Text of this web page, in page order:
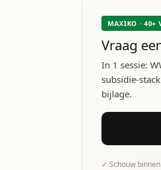
MAXIKO · 40+
Vraag
In 1 sessie:
subsidie-
bijlage.
✓ Schouw